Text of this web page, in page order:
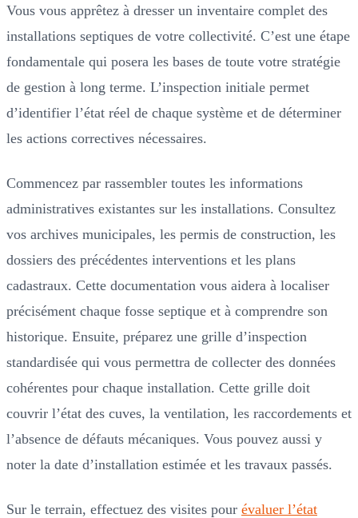
Vous vous apprêtez à dresser un inventaire complet des
installations septiques de votre collectivité. C’est une étape
fondamentale qui posera les bases de toute votre stratégie
de gestion à long terme. L’inspection initiale permet
d’identifier l’état réel de chaque système et de déterminer
les actions correctives nécessaires.
Commencez par rassembler toutes les informations
administratives existantes sur les installations. Consultez
vos archives municipales, les permis de construction, les
dossiers des précédentes interventions et les plans
cadastraux. Cette documentation vous aidera à localiser
précisément chaque fosse septique et à comprendre son
historique. Ensuite, préparez une grille d’inspection
standardisée qui vous permettra de collecter des données
cohérentes pour chaque installation. Cette grille doit
couvrir l’état des cuves, la ventilation, les raccordements et
l’absence de défauts mécaniques. Vous pouvez aussi y
noter la date d’installation estimée et les travaux passés.
Sur le terrain, effectuez des visites pour évaluer l’état